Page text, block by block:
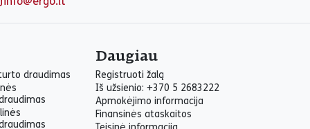
draudimas
Daugiau
Registruoti žalą
Iš užsienio: +370 5 2683222
Apmokėjimo informacija
Finansinės ataskaitos